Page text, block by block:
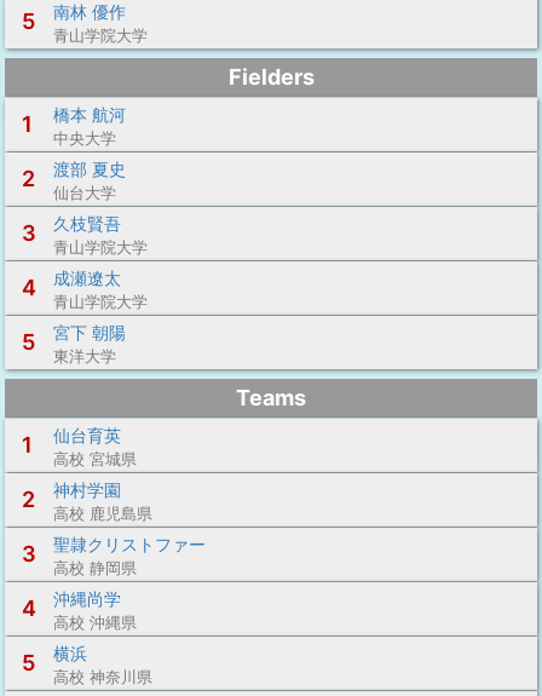
5 南林 優作
青山学院大学
Fielders
1
橋本 航河
中央大学
2 渡部 夏史
仙台大学
3 久枝賢吾
青山学院大学
4 成瀬遼太
青山学院大学
5 宮下 朝陽
東洋大学
Teams
1
仙台育英
高校 宮城県
2 神村学園
高校 鹿児島県
3 聖隷クリストファー
高校 静岡県
4 沖縄尚学
高校 沖縄県
5 横浜
高校 神奈川県